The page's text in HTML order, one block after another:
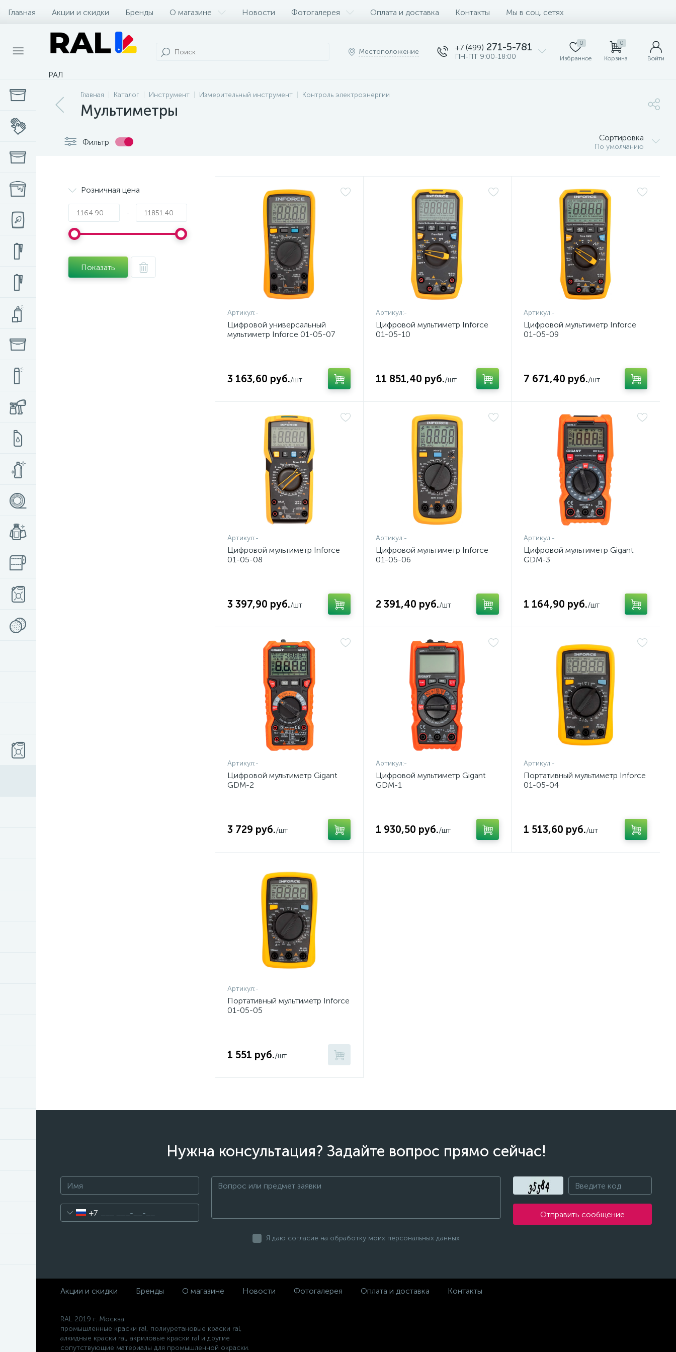
Главная Акции и скидки Бренды О магазине Новости Фотогалерея Оплата и доставка Контакты Мы в соц. сетях
РАЛ
Местоположение +7 (499) 271-5-781
ПН-ПТ 9:00-18:00
0
Избранное
0
Корзина Войти
Главная Каталог Инструмент Измерительный инструмент Контроль электроэнергии
Мультиметры
Фильтр Сортировка
По умолчанию
Розничная цена
-
Показать
Артикул:-
Цифровой универсальный
мультиметр Inforce 01-05-07
3 163,60 руб./шт
Артикул:-
Цифровой мультиметр Inforce
01-05-10
11 851,40 руб./шт
Артикул:-
Цифровой мультиметр Inforce
01-05-09
7 671,40 руб./шт
Артикул:-
Цифровой мультиметр Inforce
01-05-08
3 397,90 руб./шт
Артикул:-
Цифровой мультиметр Inforce
01-05-06
2 391,40 руб./шт
Артикул:-
Цифровой мультиметр Gigant
GDM-3
1 164,90 руб./шт
Артикул:-
Цифровой мультиметр Gigant
GDM-2
3 729 руб./шт
Артикул:-
Цифровой мультиметр Gigant
GDM-1
1 930,50 руб./шт
Артикул:-
Портативный мультиметр Inforce
01-05-04
1 513,60 руб./шт
Артикул:-
Портативный мультиметр Inforce
01-05-05
1 551 руб./шт
Нужна консультация? Задайте вопрос прямо сейчас!
+7 Отправить сообщение
Я даю согласие на обработку моих персональных данных
Акции и скидки Бренды О магазине Новости Фотогалерея Оплата и доставка Контакты
RAL 2019 г. Москва
промышленные краски ral, полиуретановые краски ral,
алкидные краски ral, акриловые краски ral и другие
сопутствующие материалы для промышленной окраски.